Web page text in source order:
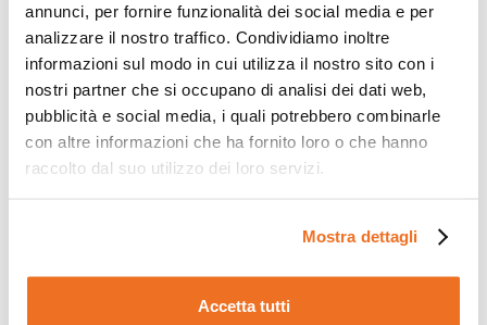
annunci, per fornire funzionalità dei social media e per
analizzare il nostro traffico. Condividiamo inoltre
informazioni sul modo in cui utilizza il nostro sito con i
nostri partner che si occupano di analisi dei dati web,
pubblicità e social media, i quali potrebbero combinarle
con altre informazioni che ha fornito loro o che hanno
raccolto dal suo utilizzo dei loro servizi.
Mostra dettagli
Accetta tutti
No results found.